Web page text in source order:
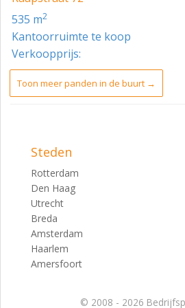
Bovengenoemde oppervlaktes zijn
Opleveringsniveau
In huidige staat.
De kantoorruimte zal worden
- Stijlkamers op de begane grond
ornamenten en vloerpotten;
- Te openen ramen;
- Toilet op iedere verdieping.
Zakelijke lasten
OZB (gebruiker) € 3.381,25 jaar 2022
OZB (eigenaar) € 2.853,75 jaar 2022
535 m2
Kantoorruimte te koop
Verkoopprijs:
Toon meer panden in de buurt →
Steden
Rotterdam
Den Haag
Utrecht
Breda
Amsterdam
Haarlem
Amersfoort
© 2008 - 2026